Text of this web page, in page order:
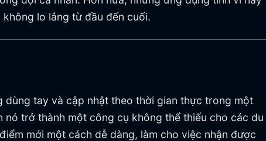
lo lắng từ đầu đến cuối.
dùng tay và cập nhật theo thời gian thực trong một
trở thành một công cụ không thể thiếu cho các du
mới một cách dễ dàng, làm cho việc nhận được